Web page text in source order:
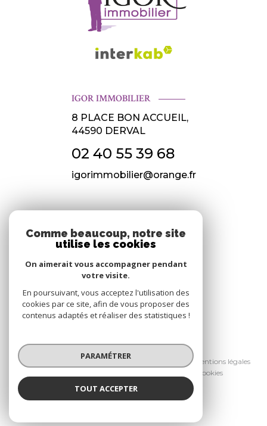
IGOR IMMOBILIER
8 PLACE BON ACCUEIL,
44590 DERVAL
02 40 55 39 68
igorimmobilier@orange.fr
Nous suivre
© 2026 | Tous droits réservés
Nos honoraires
Nos partenaires
Mentions légales
Cookies
Réalisé par :
Comme beaucoup, notre site
utilise les cookies
On aimerait vous accompagner pendant
votre visite.
En poursuivant, vous acceptez l'utilisation des
cookies par ce site, afin de vous proposer des
contenus adaptés et réaliser des statistiques !
PARAMÉTRER
TOUT ACCEPTER